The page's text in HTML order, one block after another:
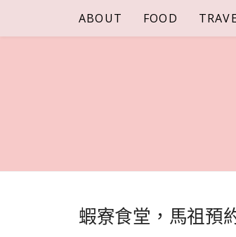
content
ABOUT FOOD
蝦寮食堂，馬祖預